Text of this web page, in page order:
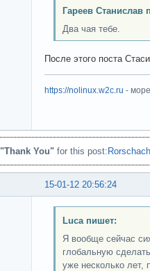
Гареев Станислав
Два чая тебе.
После этого поста
https://nolinux.w2c.ru -
"Thank You" for this post: Rorschach
15-01-12 20:56:24
Luca пишет:
Я вообще сейчас
глобальную
уже несколько лет,